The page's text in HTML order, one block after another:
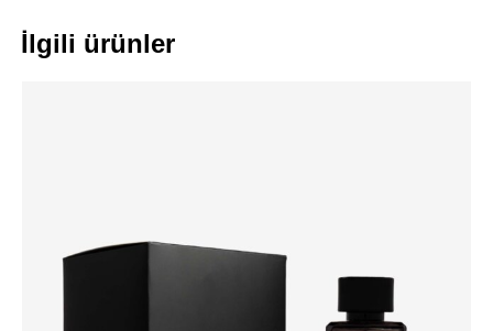
İlgili ürünler